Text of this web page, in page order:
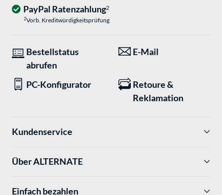
PayPal Ratenzahlung2
2Vorb. Kreditwürdigkeitsprüfung
Bestellstatus
abrufen
E-Mail
PC-Konfigurator
Retoure &
Reklamation
Kundenservice
Über ALTERNATE
Einfach bezahlen